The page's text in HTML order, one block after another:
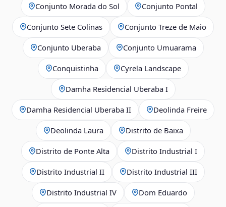
Conjunto Morada do Sol Conjunto Pontal
Conjunto Sete Colinas Conjunto Treze de Maio
Conjunto Uberaba Conjunto Umuarama
Conquistinha Cyrela Landscape
Damha Residencial Uberaba I
Damha Residencial Uberaba II Deolinda Freire
Deolinda Laura Distrito de Baixa
Distrito de Ponte Alta Distrito Industrial I
Distrito Industrial II Distrito Industrial III
Distrito Industrial IV Dom Eduardo